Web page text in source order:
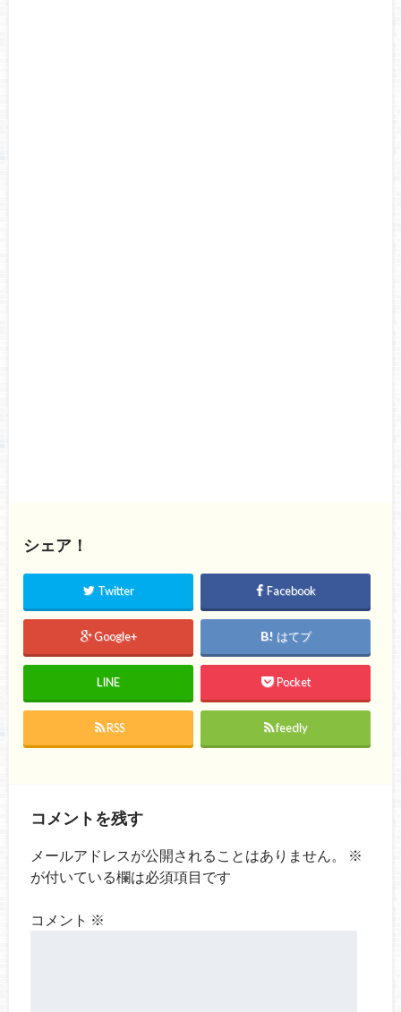
シェア！
Twitter Facebook
Google+ はてブ
LINE Pocket
RSS feedly
コメントを残す
メールアドレスが公開されることはありません。
※
が付いている欄は必須項目です
コメント ※